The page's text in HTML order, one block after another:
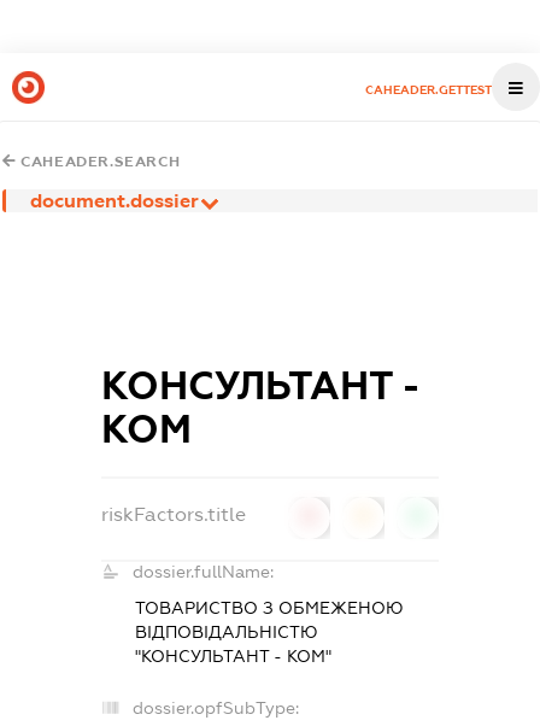
CAHEADER.GETTEST
CAHEADER.SEARCH
document.dossier
КОНСУЛЬТАНТ -
КОМ
riskFactors.title
dossier.fullName:
ТОВАРИСТВО З ОБМЕЖЕНОЮ
ВІДПОВІДАЛЬНІСТЮ
"КОНСУЛЬТАНТ - КОМ"
dossier.opfSubType: